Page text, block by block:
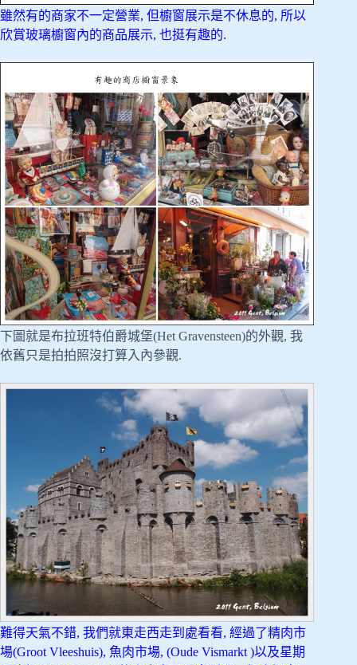
雖然有的商家不一定營業, 但櫥窗展示是不休息的, 所以
欣賞玻璃櫥窗內的商品展示, 也挺有趣的.
下圖就是布拉班特伯爵城堡(Het Gravensteen)的外觀, 我
依舊只是拍拍照沒打算入內參觀.
難得天氣不錯, 我們就東走西走到處看看, 經過了精肉市
場(Groot Vleeshuis), 魚肉市場, (Oude Vismarkt )以及星期